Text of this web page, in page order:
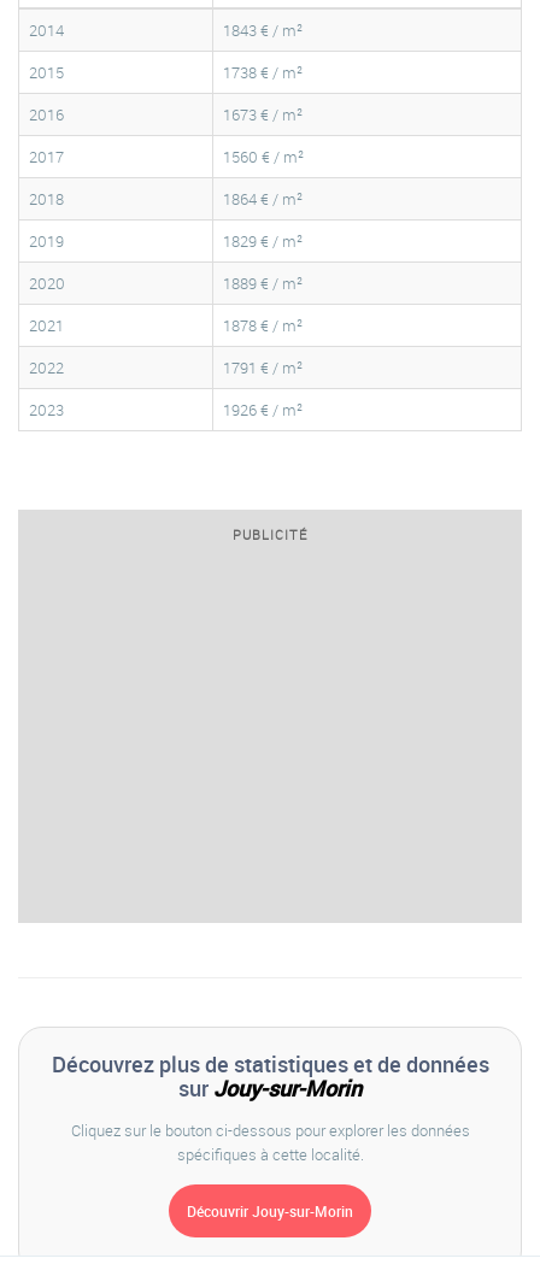
2014
1843 € / m²
2015
1738 € / m²
2016
1673 € / m²
2017
1560 € / m²
2018
1864 € / m²
2019
1829 € / m²
2020
1889 € / m²
2021
1878 € / m²
2022
1791 € / m²
2023
1926 € / m²
PUBLICITÉ
Découvrez plus de statistiques et de données
sur Jouy-sur-Morin
Cliquez sur le bouton ci-dessous pour explorer les données
spécifiques à cette localité.